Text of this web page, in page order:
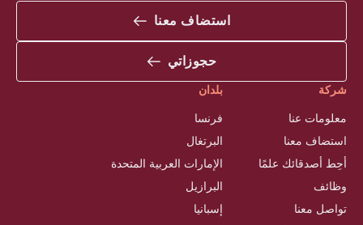
استضاف معنا
حجوزاتي
شركة
معلومات عنا
استضاف معنا
أحِط أصدقائك علمًا
وظائف
تواصل معنا
بلدان
فرنسا
البرتغال
الإمارات العربية المتحدة
البرازيل
إسبانيا